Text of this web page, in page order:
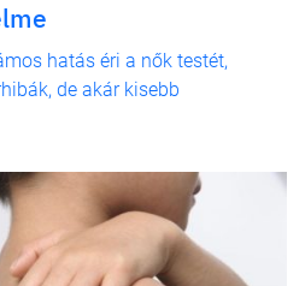
hatás éri a nők testét,
de akár kisebb